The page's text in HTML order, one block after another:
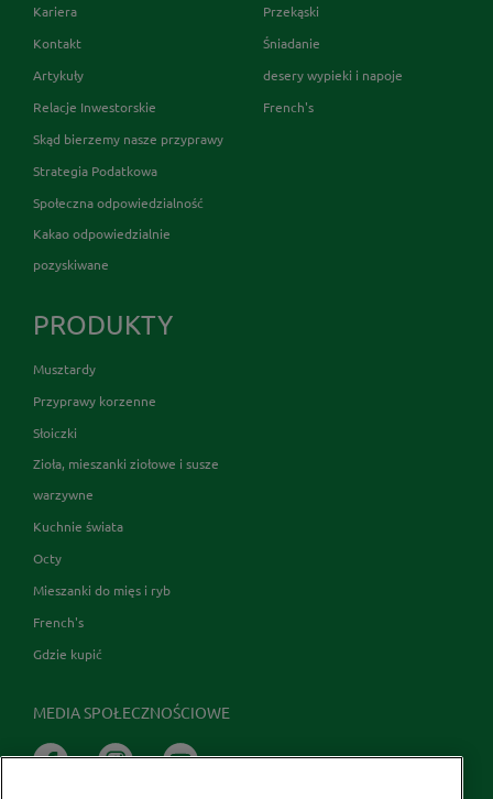
Kariera
Kontakt
Artykuły
Relacje Inwestorskie
Skąd bierzemy nasze przyprawy
Strategia Podatkowa
Społeczna odpowiedzialność
Kakao odpowiedzialnie
pozyskiwane
Przekąski
Śniadanie
desery wypieki i napoje
French's
PRODUKTY
Musztardy
Przyprawy korzenne
Słoiczki
Zioła, mieszanki ziołowe i susze
warzywne
Kuchnie świata
Octy
Mieszanki do mięs i ryb
French's
Gdzie kupić
MEDIA SPOŁECZNOŚCIOWE